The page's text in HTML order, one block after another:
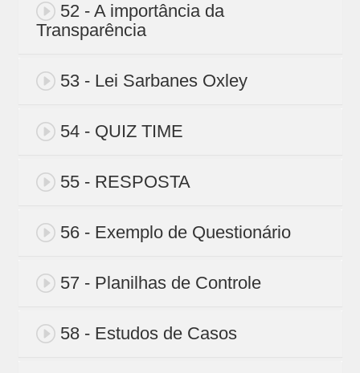
52 - A importância da
Transparência
53 - Lei Sarbanes Oxley
54 - QUIZ TIME
55 - RESPOSTA
56 - Exemplo de Questionário
57 - Planilhas de Controle
58 - Estudos de Casos